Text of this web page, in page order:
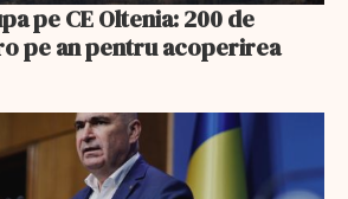
pe CE Oltenia: 200 de
pe an pentru acoperirea